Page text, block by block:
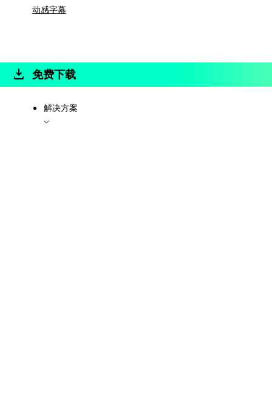
动感字幕
免费下载
解决方案